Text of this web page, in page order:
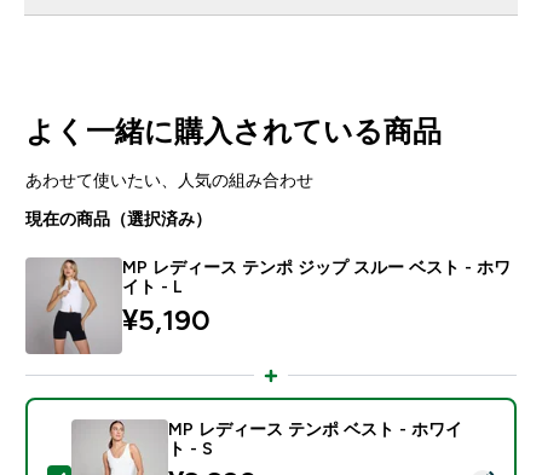
よく一緒に購入されている商品
あわせて使いたい、人気の組み合わせ
現在の商品（選択済み）
MP レディース テンポ ジップ スルー ベスト - ホワ
イト - L
¥5,190‎
MP レディース テンポ ベスト - ホワイ
ト - S